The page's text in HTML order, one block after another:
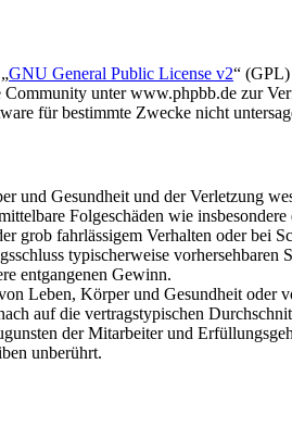
GNU General Public License v2“
unter www.phpbb.de zur
für bestimmte Zwecke nicht
und Gesundheit und der Verletzung
Folgeschäden wie
grob fahrlässigem Verhalten oder bei
typischerweise
entgangenen Gewinn.
Leben, Körper und Gesundheit oder
auf die vertragstypischen
der Mitarbeiter und
unberührt.